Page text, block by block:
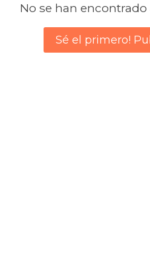
No se han
Sé el primero!